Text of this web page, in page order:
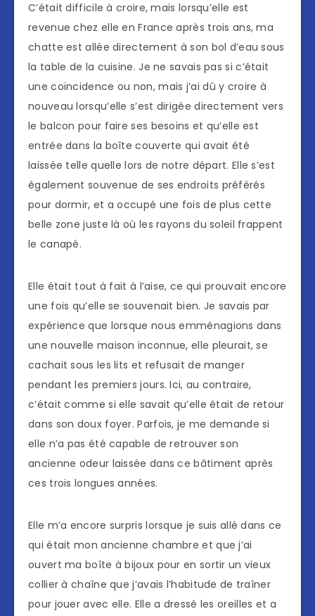
C’était difficile à croire, mais lorsqu’elle est
revenue chez elle en France après trois ans, ma
chatte est allée directement à son bol d’eau sous
la table de la cuisine. Je ne savais pas si c’était
une coïncidence ou non, mais j’ai dû y croire à
nouveau lorsqu’elle s’est dirigée directement vers
le balcon pour faire ses besoins et qu’elle est
entrée dans la boîte couverte qui avait été
laissée telle quelle lors de notre départ. Elle s’est
également souvenue de ses endroits préférés
pour dormir, et a occupé une fois de plus cette
belle zone juste là où les rayons du soleil frappent
le canapé.
Elle était tout à fait à l’aise, ce qui prouvait encore
une fois qu’elle se souvenait bien. Je savais par
expérience que lorsque nous emménagions dans
une nouvelle maison inconnue, elle pleurait, se
cachait sous les lits et refusait de manger
pendant les premiers jours. Ici, au contraire,
c’était comme si elle savait qu’elle était de retour
dans son doux foyer. Parfois, je me demande si
elle n’a pas été capable de retrouver son
ancienne odeur laissée dans ce bâtiment après
ces trois longues années.
Elle m’a encore surpris lorsque je suis allé dans ce
qui était mon ancienne chambre et que j’ai
ouvert ma boîte à bijoux pour en sortir un vieux
collier à chaîne que j’avais l’habitude de traîner
pour jouer avec elle. Elle a dressé les oreilles et a